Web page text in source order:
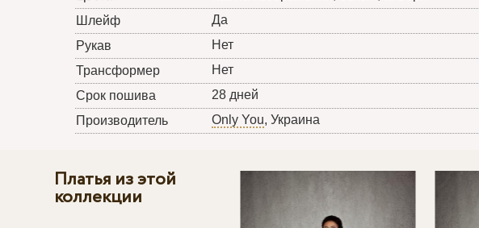
Шлейф
Да
Рукав
Нет
Трансформер
Нет
Срок пошива
28 дней
Производитель
Only You, Украина
Платья из этой
коллекции